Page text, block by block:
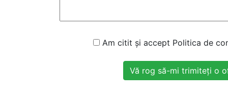
Am citit și accept Politica de